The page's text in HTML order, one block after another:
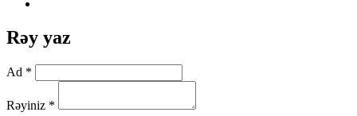
Rəy yaz
Ad *
Rəyiniz *